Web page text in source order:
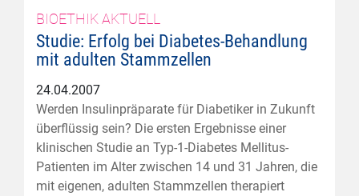
BIOETHIK AKTUELL
Studie: Erfolg bei Diabetes-Behandlung
mit adulten Stammzellen
24.04.2007
Werden Insulinpräparate für Diabetiker in Zukunft
überflüssig sein? Die ersten Ergebnisse einer
klinischen Studie an Typ-1-Diabetes Mellitus-
Patienten im Alter zwischen 14 und 31 Jahren, die
mit eigenen, adulten Stammzellen therapiert